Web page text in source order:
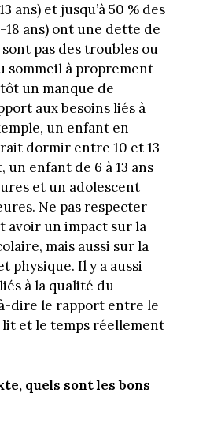
ans) et jusqu’à 50 % des
18 ans) ont une dette de
pas des troubles ou
sommeil à proprement
un manque de
aux besoins liés à
un enfant en
dormir entre 10 et 13
enfant de 6 à 13 ans
et un adolescent
Ne pas respecter
avoir un impact sur la
mais aussi sur la
physique. Il y a aussi
à la qualité du
dire le rapport entre le
lit et le temps réellement
quels sont les bons